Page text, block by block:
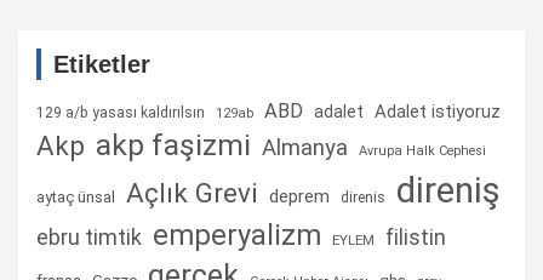
Etiketler
129 a/b yasası kaldırılsın 129ab ABD adalet Adalet istiyoruz
Akp akp faşizmi Almanya Avrupa Halk Cephesi
aytaç ünsal Açlık Grevi deprem direnis direniş
ebru timtik emperyalizm EYLEM filistin